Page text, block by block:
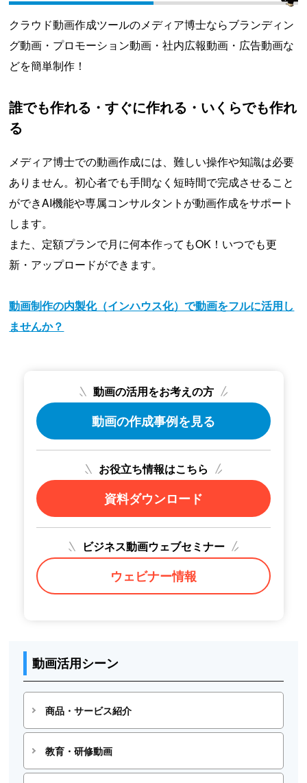
クラウド動画作成ツールのメディア博士ならブランディン
グ動画・プロモーション動画・社内広報動画・広告動画な
どを簡単制作！
誰でも作れる・すぐに作れる・いくらでも作れ
る
メディア博士での動画作成には、難しい操作や知識は必要
ありません。初心者でも手間なく短時間で完成させること
ができAI機能や専属コンサルタントが動画作成をサポート
します。
また、定額プランで月に何本作ってもOK！いつでも更
新・アップロードができます。
動画制作の内製化（インハウス化）で動画をフルに活用し
ませんか？
動画の活用をお考えの方
動画の作成事例を見る
お役立ち情報はこちら
資料ダウンロード
ビジネス動画ウェブセミナー
ウェビナー情報
動画活用シーン
商品・サービス紹介
教育・研修動画